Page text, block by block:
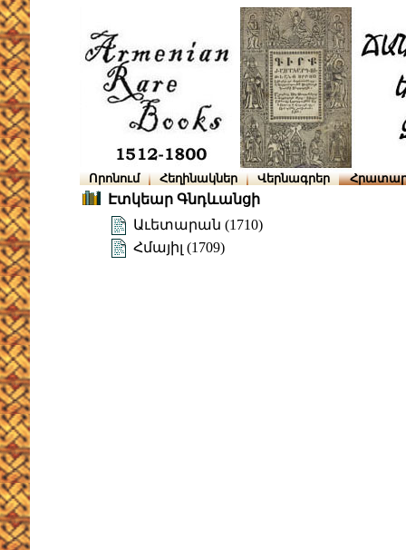
Որոնում Հեղինակներ Վերնագրեր
Էտկեար Գնդևանցի
Աւետարան (1710)
Հմայիլ (1709)